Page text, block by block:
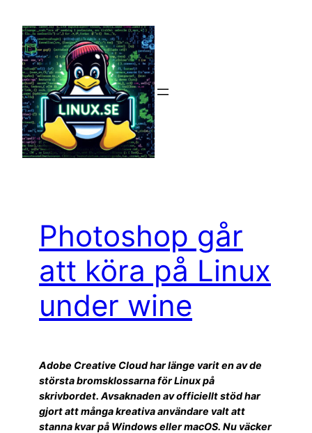
innehåll
Photoshop går
att köra på Linux
under wine
Adobe Creative Cloud har länge varit en av de
största bromsklossarna för Linux på
skrivbordet. Avsaknaden av officiellt stöd har
gjort att många kreativa användare valt att
stanna kvar på Windows eller macOS. Nu väcker